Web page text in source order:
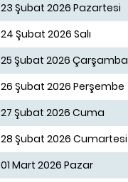
23 Şubat 2026 Pazartesi
24 Şubat 2026 Salı
25 Şubat 2026 Çarşamba
26 Şubat 2026 Perşembe
27 Şubat 2026 Cuma
28 Şubat 2026 Cumartesi
01 Mart 2026 Pazar